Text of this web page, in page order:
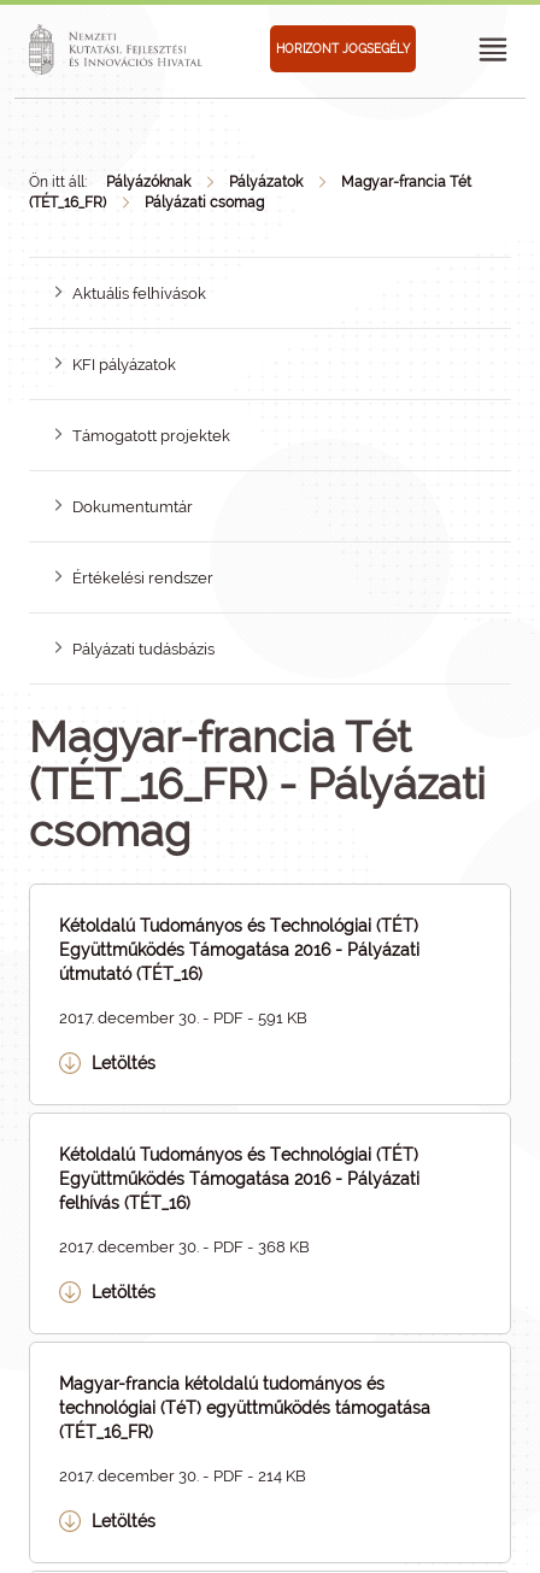
HORIZONT JOGSEGÉLY
Ön itt áll: Pályázóknak Pályázatok
Magyar-francia Tét
(TÉT_16_FR)
Pályázati csomag
Aktuális felhívások
KFI pályázatok
Támogatott projektek
Dokumentumtár
Értékelési rendszer
Pályázati tudásbázis
Magyar-francia Tét
(TÉT_16_FR) - Pályázati
csomag
Kétoldalú Tudományos és Technológiai (TÉT)
Együttműködés Támogatása 2016 - Pályázati
útmutató (TÉT_16)
2017. december 30. - PDF - 591 KB
Letöltés
Kétoldalú Tudományos és Technológiai (TÉT)
Együttműködés Támogatása 2016 - Pályázati
felhívás (TÉT_16)
2017. december 30. - PDF - 368 KB
Letöltés
Magyar-francia kétoldalú tudományos és
technológiai (TéT) együttműködés támogatása
(TÉT_16_FR)
2017. december 30. - PDF - 214 KB
Letöltés